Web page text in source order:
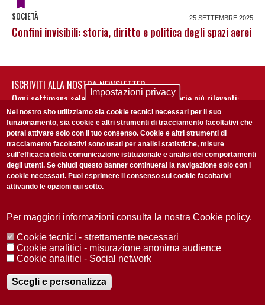
SOCIETÀ 25 SETTEMBRE 2025
Confini invisibili: storia, diritto e politica degli spazi aerei
ISCRIVITI ALLA NOSTRA NEWSLETTER
Ogni settimana selezioniamo per te nostre storie più rilevanti:
non perderti gli aggiornamenti della nostra newsletter
Accetto laPrivacy Policy
Redazione Copyright Privacy
Area stampa
© 2025 Università di Padova
Registrazione presso il Tribunale di Padova n. 2097/2012 del 18 giugno
2012
Impostazioni privacy
Nel nostro sito utilizziamo sia cookie tecnici necessari per il suo
funzionamento, sia cookie e altri strumenti di tracciamento facoltativi che
potrai attivare solo con il tuo consenso. Cookie e altri strumenti di
tracciamento facoltativi sono usati per analisi statistiche, misure
sull'efficacia della comunicazione istituzionale e analisi dei comportamenti
degli utenti. Se chiudi questo banner continuerai la navigazione solo con i
cookie necessari. Puoi esprimere il consenso sui cookie facoltativi
attivando le opzioni qui sotto.
Per maggiori informazioni consulta la nostra Cookie policy.
Cookie tecnici - strettamente necessari
Cookie analitici - misurazione anonima audience
Cookie analitici - Social network
Scegli e personalizza